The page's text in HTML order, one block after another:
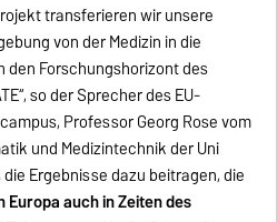
transferieren wir unsere
von der Medizin in die
Forschungshorizont des
so der Sprecher des EU-
Professor Georg Rose vom
und Medizintechnik der Uni
Ergebnisse dazu beitragen, die
auch in Zeiten des